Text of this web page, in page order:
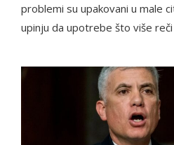
problemi su upakovani u male
upinju da upotrebe što više reči